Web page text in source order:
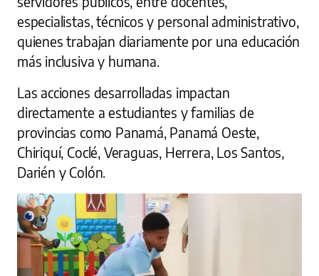
especialistas, técnicos y personal administrativo,
quienes trabajan diariamente por una educación
más inclusiva y humana.
Las acciones desarrolladas impactan
directamente a estudiantes y familias de
provincias como Panamá, Panamá Oeste,
Chiriquí, Coclé, Veraguas, Herrera, Los Santos,
Darién y Colón.